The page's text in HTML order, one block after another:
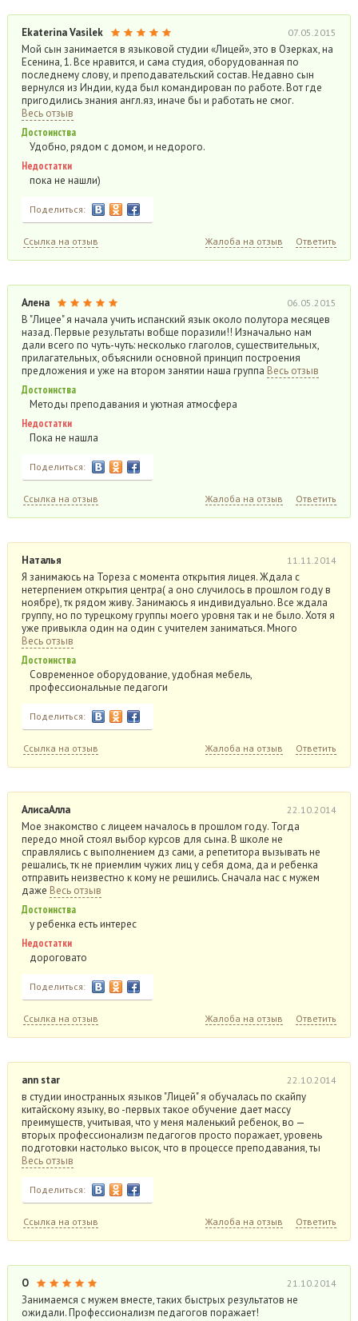
Ekaterina Vasilek 07.05.2015
Мой сын занимается в языковой студии «Лицей», это в Озерках, на
Есенина, 1. Все нравится, и сама студия, оборудованная по
последнему слову, и преподавательский состав. Недавно сын
вернулся из Индии, куда был командирован по работе. Вот где
пригодились знания англ.яз, иначе бы и работать не смог.
Весь отзыв
Достоинства
Удобно, рядом с домом, и недорого.
Недостатки
пока не нашли)
Поделиться:
Ссылка на отзыв Жалоба на отзыв Ответить
Алена 06.05.2015
В "Лицее" я начала учить испанский язык около полутора месяцев
назад. Первые результаты вобще поразили!! Изначально нам
дали всего по чуть-чуть: несколько глаголов, существительных,
прилагательных, объяснили основной принцип построения
предложения и уже на втором занятии наша группа Весь отзыв
Достоинства
Методы преподавания и уютная атмосфера
Недостатки
Пока не нашла
Поделиться:
Ссылка на отзыв Жалоба на отзыв Ответить
Наталья 11.11.2014
Я занимаюсь на Тореза с момента открытия лицея. Ждала с
нетерпением открытия центра( а оно случилось в прошлом году в
ноябре), тк рядом живу. Занимаюсь я индивидуально. Все ждала
группу, но по турецкому группы моего уровня так и не было. Хотя я
уже привыкла один на один с учителем заниматься. Много
Весь отзыв
Достоинства
Современное оборудование, удобная мебель,
профессиональные педагоги
Поделиться:
Ссылка на отзыв Жалоба на отзыв Ответить
АлисаАлла 22.10.2014
Мое знакомство с лицеем началось в прошлом году. Тогда
передо мной стоял выбор курсов для сына. В школе не
справлялись с выполнением дз сами, а репетитора вызывать не
решались, тк не приемлим чужих лиц у себя дома, да и ребенка
отправить неизвестно к кому не решились. Сначала нас с мужем
даже Весь отзыв
Достоинства
у ребенка есть интерес
Недостатки
дороговато
Поделиться:
Ссылка на отзыв Жалоба на отзыв Ответить
ann star 22.10.2014
в студии иностранных языков "Лицей" я обучалась по скайпу
китайскому языку, во -первых такое обучение дает массу
преимуществ, учитывая, что у меня маленький ребенок, во —
вторых профессионализм педагогов просто поражает, уровень
подготовки настолько высок, что в процессе преподавания, ты
Весь отзыв
Поделиться:
Ссылка на отзыв Жалоба на отзыв Ответить
О 21.10.2014
Занимаемся с мужем вместе, таких быстрых результатов не
ожидали. Профессионализм педагогов поражает!